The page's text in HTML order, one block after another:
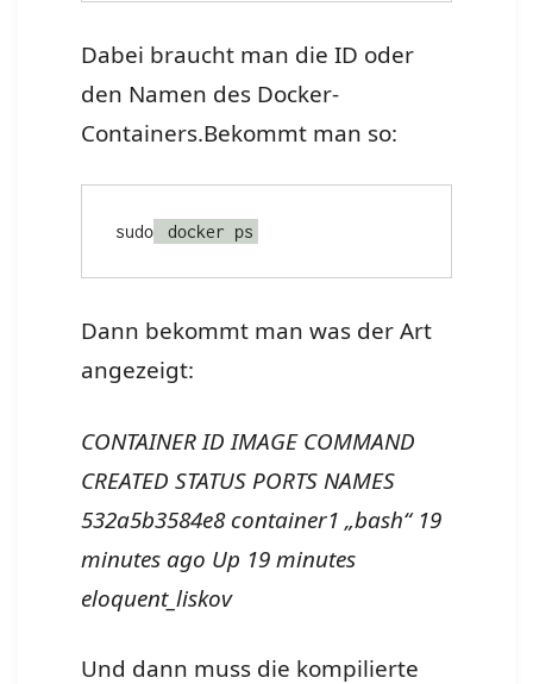
Dabei braucht man die ID oder
den Namen des Docker-
Containers.Bekommt man so:
sudo docker ps
Dann bekommt man was der Art
angezeigt:
CONTAINER ID IMAGE COMMAND
CREATED STATUS PORTS NAMES
532a5b3584e8 container1 „bash“ 19
minutes ago Up 19 minutes
eloquent_liskov
Und dann muss die kompilierte